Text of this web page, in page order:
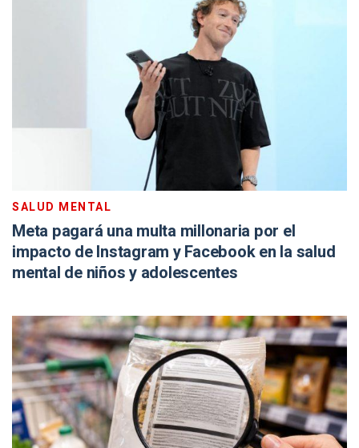
SALUD MENTAL
Meta pagará una multa millonaria por el
impacto de Instagram y Facebook en la salud
mental de niños y adolescentes